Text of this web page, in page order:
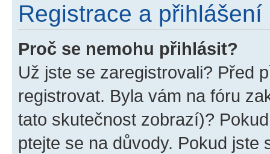
Registrace a přihlášení
Proč se nemohu přihlásit?
Už jste se zaregistrovali? Před
registrovat. Byla vám na fóru
tato skutečnost zobrazí)?
ptejte se na důvody. Pokud jste